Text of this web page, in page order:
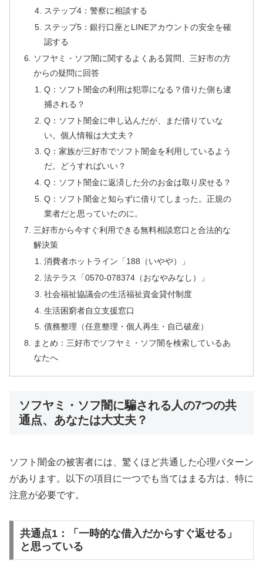
ステップ4：警察に相談する
ステップ5：銀行口座とLINEアカウントの安全を確
認する
ソフヤミ・ソフ闇に関するよくある質問、三好市の方
からの疑問に回答
Q：ソフト闇金の利用は犯罪になる？借りた側も逮
捕される？
Q：ソフト闇金に申し込んだが、まだ借りていな
い。個人情報は大丈夫？
Q：家族が三好市でソフト闇金を利用しているよう
だ。どうすればいい？
Q：ソフト闇金に返済した分のお金は取り戻せる？
Q：ソフト闇金と知らずに借りてしまった。正規の
業者だと思っていたのに。
三好市から今すぐ利用できる無料相談窓口と合法的な
解決策
消費者ホットライン「188（いやや）」
法テラス「0570-078374（おなやみなし）」
社会福祉協議会の生活福祉資金貸付制度
生活困窮者自立支援窓口
債務整理（任意整理・個人再生・自己破産）
まとめ：三好市でソフヤミ・ソフ闇を検索しているあ
なたへ
ソフヤミ・ソフ闇に騙される人の7つの共
通点、あなたは大丈夫？
ソフト闇金の被害者には、驚くほど共通した心理パターン
があります。以下の項目に一つでも当てはまる方は、特に
注意が必要です。
共通点1：「一時的な借入だからすぐ返せる」
と思っている